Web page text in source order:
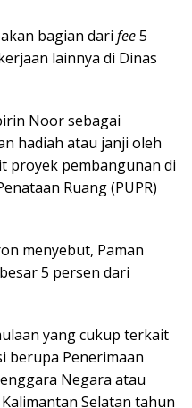
bagian dari fee5
lainnya di Dinas
Noor sebagai
hadiah atau janji oleh
proyek pembangunan di
Ruang (PUPR)
menyebut, Paman
5 persen dari
yang cukup terkait
berupa Penerimaan
Negara atau
Selatan tahun